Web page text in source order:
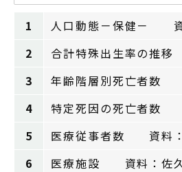
1
人口動態－保健－ 資
2
合計特殊出生率の推
3
年齢階層別死亡者数
4
特定死因の死亡者数
5
医療従事者数 資料：
6
医療施設 資料：佐久